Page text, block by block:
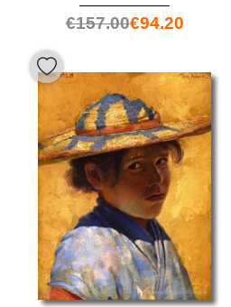
€157.00€94.20